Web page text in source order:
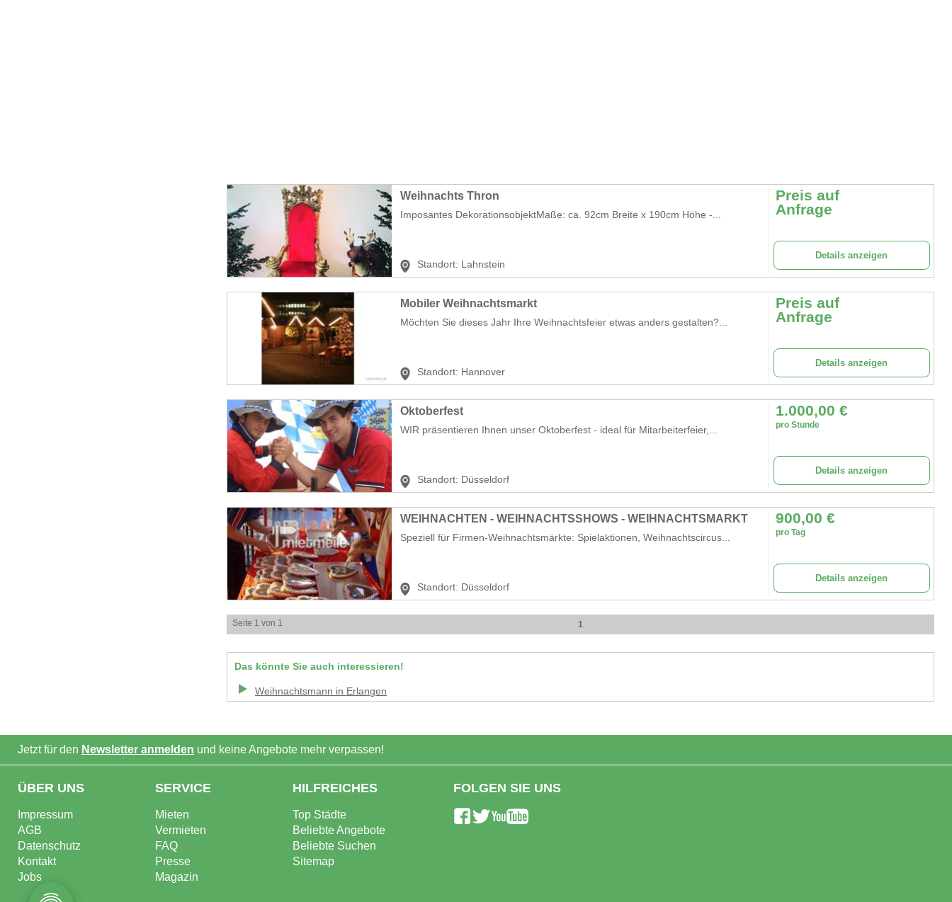
Weihnachts Thron
Imposantes DekorationsobjektMaße: ca. 92cm Breite x 190cm Höhe -...
Standort: Lahnstein
Preis auf
Anfrage
Details anzeigen
Mobiler Weihnachtsmarkt
Möchten Sie dieses Jahr Ihre Weihnachtsfeier etwas anders gestalten?...
Standort: Hannover
Preis auf
Anfrage
Details anzeigen
Oktoberfest
WIR präsentieren Ihnen unser Oktoberfest - ideal für Mitarbeiterfeier,...
Standort: Düsseldorf
1.000,00 €
pro Stunde
Details anzeigen
WEIHNACHTEN - WEIHNACHTSSHOWS - WEIHNACHTSMARKT
Speziell für Firmen-Weihnachtsmärkte: Spielaktionen, Weihnachtscircus...
Standort: Düsseldorf
900,00 €
pro Tag
Details anzeigen
Seite 1 von 1 1
Das könnte Sie auch interessieren!
Weihnachtsmann in Erlangen
Jetzt für den Newsletter anmelden und keine Angebote mehr verpassen!
ÜBER UNS
Impressum
AGB
Datenschutz
Kontakt
Jobs
SERVICE
Mieten
Vermieten
FAQ
Presse
Magazin
HILFREICHES
Top Städte
Beliebte Angebote
Beliebte Suchen
Sitemap
FOLGEN SIE UNS